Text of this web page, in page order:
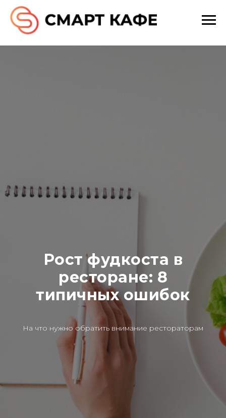
Рост фудкоста в
ресторане: 8
типичных ошибок
На что нужно обратить внимание рестораторам